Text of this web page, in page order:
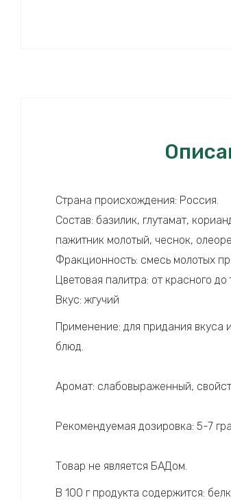
Страна происхождения: Россия.
Состав: базилик, глутамат,
пажитник молотый, чеснок,
Фракционность: смесь молотых
Цветовая палитра: от красного
Вкус: жгучий
Применение: для придания вкуса
блюд.
Аромат: слабовыраженный,
Рекомендуемая дозировка: 5-7
Товар не является БАДом.
В 100 г продукта содержится: